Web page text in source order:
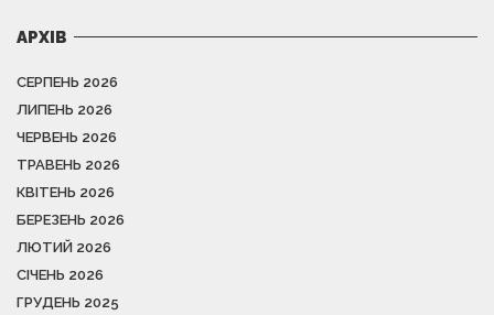
АРХІВ
СЕРПЕНЬ 2026
ЛИПЕНЬ 2026
ЧЕРВЕНЬ 2026
ТРАВЕНЬ 2026
КВІТЕНЬ 2026
БЕРЕЗЕНЬ 2026
ЛЮТИЙ 2026
СІЧЕНЬ 2026
ГРУДЕНЬ 2025